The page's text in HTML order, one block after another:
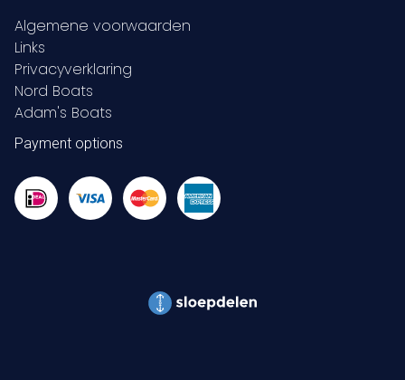
Algemene voorwaarden
Links
Privacyverklaring
Nord Boats
Adam's Boats
Payment options